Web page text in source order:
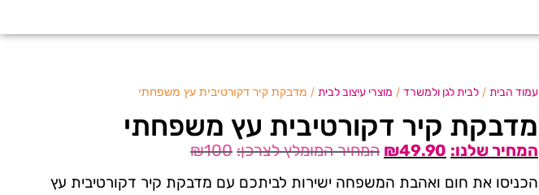
עמוד הבית / לבית לגן ולמשרד / מוצרי עיצוב לבית / מדבקת קיר דקורטיבית עץ משפחתי
מדבקת קיר דקורטיבית עץ משפחתי
₪100 ₪49.90
הכניסו את חום ואהבת המשפחה ישירות לביתכם עם מדבקת קיר דקורטיבית עץ